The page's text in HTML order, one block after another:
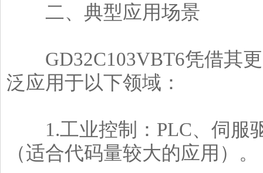
二、典型应用场景
GD32C103VBT6凭借其更
泛应用于以下领域：
1.工业控制：PLC、伺服
（适合代码量较大的应用）。